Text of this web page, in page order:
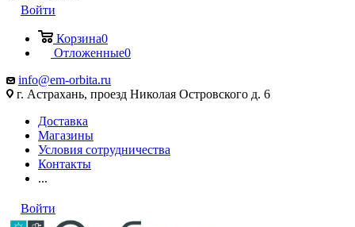
Войти
Корзина0
Отложенные0
info@em-orbita.ru
г. Астрахань, проезд Николая Островского д. 6
Доставка
Магазины
Условия сотрудничества
Контакты
...
Войти